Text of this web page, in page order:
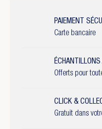
PAIEMENT
Carte bancaire
ÉCHANTILLONS
Offerts pour
CLICK &
Gratuit dans